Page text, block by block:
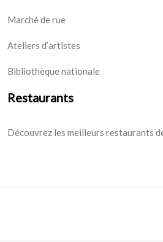
Marché de rue
Ateliers d’artistes
Bibliothèque nationale
Restaurants
Découvrez les meilleurs restaurants